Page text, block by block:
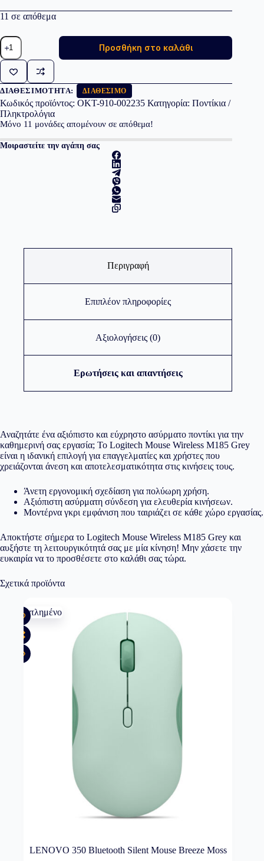
11 σε απόθεμα
LOGITECH
Mouse
Wireless
M185
Grey
ποσότητα
Προσθήκη στο καλάθι
ΔΙΑΘΕΣΙΜΌΤΗΤΑ: ΔΙΑΘΈΣΙΜΟ
Κωδικός προϊόντος: OKT-910-002235 Κατηγορία: Ποντίκια /
Πληκτρολόγια
Μόνο 11 μονάδες απομένουν σε απόθεμα!
Μοιραστείτε την αγάπη σας
Περιγραφή
Επιπλέον πληροφορίες
Αξιολογήσεις (0)
Ερωτήσεις και απαντήσεις
Αναζητάτε ένα αξιόπιστο και εύχρηστο ασύρματο ποντίκι για την
καθημερινή σας εργασία; Το Logitech Mouse Wireless M185 Grey
είναι η ιδανική επιλογή για επαγγελματίες και χρήστες που
χρειάζονται άνεση και αποτελεσματικότητα στις κινήσεις τους.
Άνετη εργονομική σχεδίαση για πολύωρη χρήση.
Αξιόπιστη ασύρματη σύνδεση για ελευθερία κινήσεων.
Μοντέρνα γκρι εμφάνιση που ταιριάζει σε κάθε χώρο εργασίας.
Αποκτήστε σήμερα το Logitech Mouse Wireless M185 Grey και
αυξήστε τη λειτουργικότητά σας με μία κίνηση! Μην χάσετε την
ευκαιρία να το προσθέσετε στο καλάθι σας τώρα.
Σχετικά προϊόντα
Εξαντλημένο
LENOVO 350 Bluetooth Silent Mouse Breeze Moss